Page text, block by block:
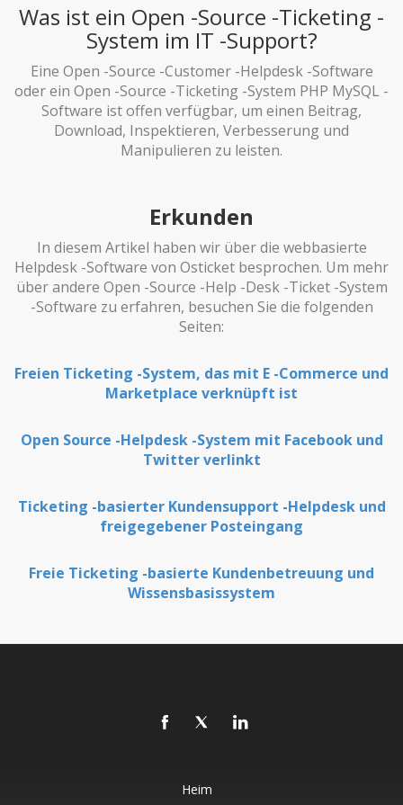
Was ist ein Open -Source -Ticketing -
System im IT -Support?
Eine Open -Source -Customer -Helpdesk -Software
oder ein Open -Source -Ticketing -System PHP MySQL -
Software ist offen verfügbar, um einen Beitrag,
Download, Inspektieren, Verbesserung und
Manipulieren zu leisten.
Erkunden
In diesem Artikel haben wir über die webbasierte
Helpdesk -Software von Osticket besprochen. Um mehr
über andere Open -Source -Help -Desk -Ticket -System
-Software zu erfahren, besuchen Sie die folgenden
Seiten:
Freien Ticketing -System, das mit E -Commerce und
Marketplace verknüpft ist
Open Source -Helpdesk -System mit Facebook und
Twitter verlinkt
Ticketing -basierter Kundensupport -Helpdesk und
freigegebener Posteingang
Freie Ticketing -basierte Kundenbetreuung und
Wissensbasissystem
Heim